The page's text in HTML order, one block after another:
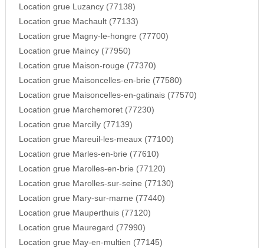
Location grue Luzancy (77138)
Location grue Machault (77133)
Location grue Magny-le-hongre (77700)
Location grue Maincy (77950)
Location grue Maison-rouge (77370)
Location grue Maisoncelles-en-brie (77580)
Location grue Maisoncelles-en-gatinais (77570)
Location grue Marchemoret (77230)
Location grue Marcilly (77139)
Location grue Mareuil-les-meaux (77100)
Location grue Marles-en-brie (77610)
Location grue Marolles-en-brie (77120)
Location grue Marolles-sur-seine (77130)
Location grue Mary-sur-marne (77440)
Location grue Mauperthuis (77120)
Location grue Mauregard (77990)
Location grue May-en-multien (77145)